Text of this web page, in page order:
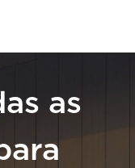
as